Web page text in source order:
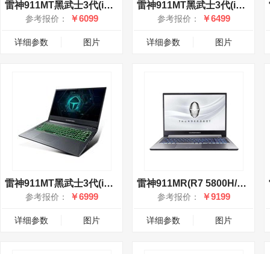
雷神911MT黑武士3代(i5 11260H/8GB/512GB/RTX3050)
参考报价： ￥6099
详细参数 图片
雷神911MT黑武士3代(i5 11260H/16GB/512GB/RTX3050)
参考报价： ￥6499
详细参数 图片
雷神911MT黑武士3代(i7 11800H/16GB/512GB/RTX3050)
参考报价： ￥6999
详细参数 图片
雷神911MR(R7 5800H/32GB/512GB+2TB/RTX3060)
参考报价： ￥9199
详细参数 图片